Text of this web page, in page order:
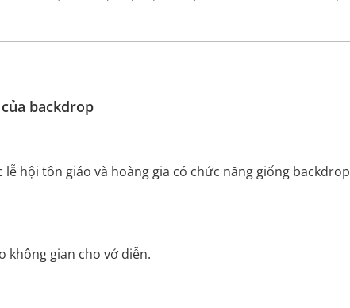
backdrop
lễ hội tôn giáo và hoàng gia có chức năng giống backdrop
không gian cho vở diễn.